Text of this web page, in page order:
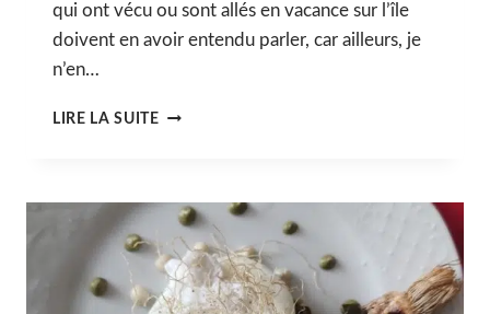
qui ont vécu ou sont allés en vacance sur l’île
doivent en avoir entendu parler, car ailleurs, je
n’en…
LIRE LA SUITEBOUCHON